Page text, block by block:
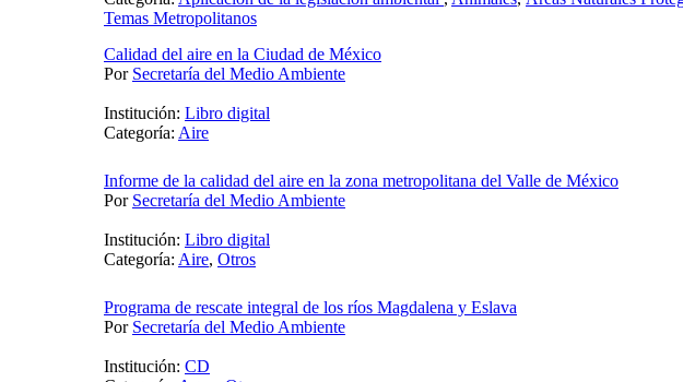
Temas Metropolitanos
Calidad del aire en la Ciudad de México
Por Secretaría del Medio Ambiente
Institución: Libro digital
Categoría: Aire
Informe de la calidad del aire en la zona metropolitana del Valle de México
Por Secretaría del Medio Ambiente
Institución: Libro digital
Categoría: Aire, Otros
Programa de rescate integral de los ríos Magdalena y Eslava
Por Secretaría del Medio Ambiente
Institución: CD